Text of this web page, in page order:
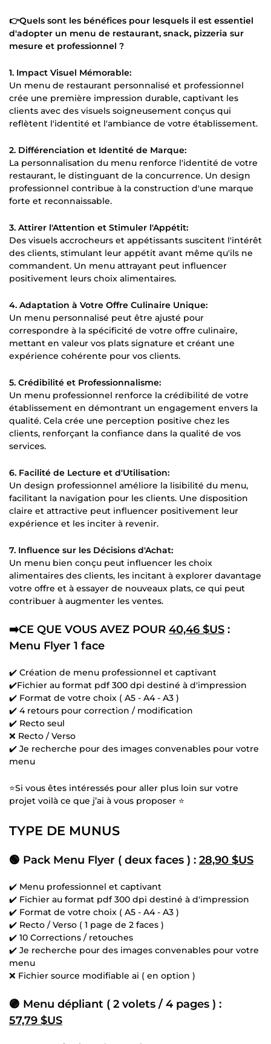
👉Quels sont les bénéfices pour lesquels il est essentiel
d'adopter un menu de restaurant, snack, pizzeria sur
mesure et professionnel ?
1. Impact Visuel Mémorable:
Un menu de restaurant personnalisé et professionnel
crée une première impression durable, captivant les
clients avec des visuels soigneusement conçus qui
reflètent l'identité et l'ambiance de votre établissement.
2. Différenciation et Identité de Marque:
La personnalisation du menu renforce l'identité de votre
restaurant, le distinguant de la concurrence. Un design
professionnel contribue à la construction d'une marque
forte et reconnaissable.
3. Attirer l'Attention et Stimuler l'Appétit:
Des visuels accrocheurs et appétissants suscitent l'intérêt
des clients, stimulant leur appétit avant même qu'ils ne
commandent. Un menu attrayant peut influencer
positivement leurs choix alimentaires.
4. Adaptation à Votre Offre Culinaire Unique:
Un menu personnalisé peut être ajusté pour
correspondre à la spécificité de votre offre culinaire,
mettant en valeur vos plats signature et créant une
expérience cohérente pour vos clients.
5. Crédibilité et Professionnalisme:
Un menu professionnel renforce la crédibilité de votre
établissement en démontrant un engagement envers la
qualité. Cela crée une perception positive chez les
clients, renforçant la confiance dans la qualité de vos
services.
6. Facilité de Lecture et d'Utilisation:
Un design professionnel améliore la lisibilité du menu,
facilitant la navigation pour les clients. Une disposition
claire et attractive peut influencer positivement leur
expérience et les inciter à revenir.
7. Influence sur les Décisions d'Achat:
Un menu bien conçu peut influencer les choix
alimentaires des clients, les incitant à explorer davantage
votre offre et à essayer de nouveaux plats, ce qui peut
contribuer à augmenter les ventes.
➡️CE QUE VOUS AVEZ POUR 40,46 $US :
Menu Flyer 1 face
✔️ Création de menu professionnel et captivant
✔️Fichier au format pdf 300 dpi destiné à d'impression
✔️ Format de votre choix ( A5 - A4 - A3 )
✔️ 4 retours pour correction / modification
✔️ Recto seul
❌ Recto / Verso
✔️ Je recherche pour des images convenables pour votre
menu
⭐Si vous êtes intéressés pour aller plus loin sur votre
projet voilà ce que j’ai à vous proposer ⭐
TYPE DE MUNUS
🟢 Pack Menu Flyer ( deux faces ) : 28,90 $US
✔️ Menu professionnel et captivant
✔️ Fichier au format pdf 300 dpi destiné à d'impression
✔️ Format de votre choix ( A5 - A4 - A3 )
✔️ Recto / Verso ( 1 page de 2 faces )
✔️ 10 Corrections / retouches
✔️ Je recherche pour des images convenables pour votre
menu
❌ Fichier source modifiable ai ( en option )
🟣 Menu dépliant ( 2 volets / 4 pages ) :
57,79 $US